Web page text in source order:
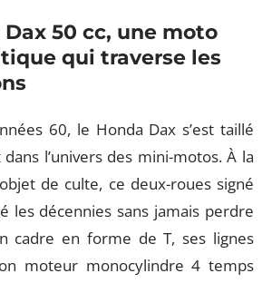
Dax 50 cc, une moto
qui traverse les
60, le Honda Dax s’est taillé
l’univers des mini-motos. À la
de culte, ce deux-roues signé
les décennies sans jamais perdre
cadre en forme de T, ses lignes
moteur monocylindre 4 temps